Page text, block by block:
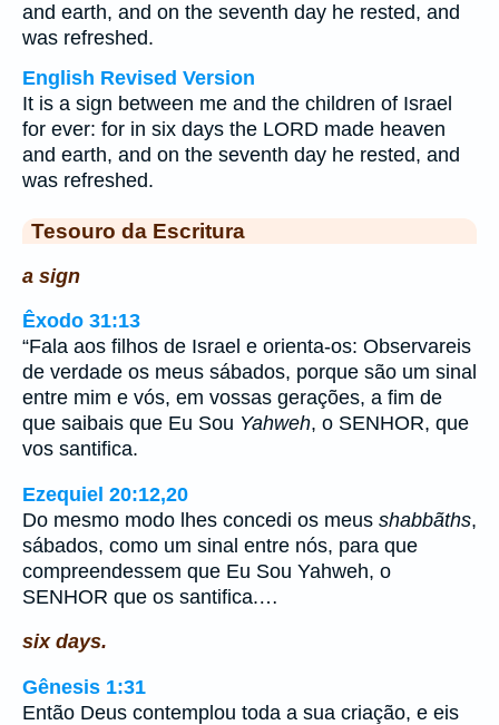
and earth, and on the seventh day he rested, and
was refreshed.
English Revised Version
It is a sign between me and the children of Israel
for ever: for in six days the LORD made heaven
and earth, and on the seventh day he rested, and
was refreshed.
Tesouro da Escritura
a sign
Êxodo 31:13
“Fala aos filhos de Israel e orienta-os: Observareis
de verdade os meus sábados, porque são um sinal
entre mim e vós, em vossas gerações, a fim de
que saibais que Eu Sou Yahweh, o SENHOR, que
vos santifica.
Ezequiel 20:12,20
Do mesmo modo lhes concedi os meus shabbãths,
sábados, como um sinal entre nós, para que
compreendessem que Eu Sou Yahweh, o
SENHOR que os santifica.…
six days.
Gênesis 1:31
Então Deus contemplou toda a sua criação, e eis